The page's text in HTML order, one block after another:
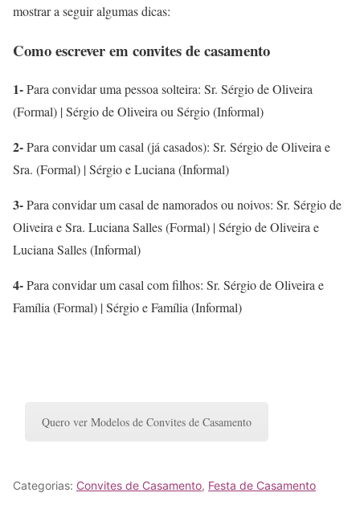
mostrar a seguir algumas dicas:
Como escrever em convites de casamento
1-Para convidar uma pessoa solteira: Sr. Sérgio de Oliveira
(Formal) | Sérgio de Oliveira ou Sérgio (Informal)
2-Para convidar um casal (já casados): Sr. Sérgio de Oliveira e
Sra. (Formal) | Sérgio e Luciana (Informal)
3-Para convidar um casal de namorados ou noivos: Sr. Sérgio de
Oliveira e Sra. Luciana Salles (Formal) | Sérgio de Oliveira e
Luciana Salles (Informal)
4-Para convidar um casal com filhos: Sr. Sérgio de Oliveira e
Família (Formal) | Sérgio e Família (Informal)
Quero ver Modelos de Convites de Casamento
Categorias: Convites de Casamento, Festa de Casamento